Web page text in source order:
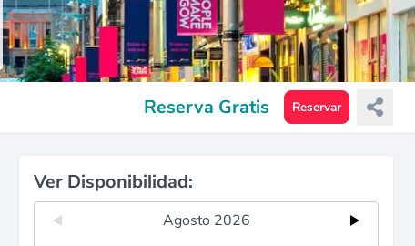
Reserva Gratis Reservar
Ver Disponibilidad:
Agosto 2026